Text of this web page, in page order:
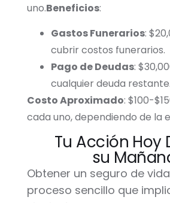
uno.Beneficios:
Gastos Funerarios:
cubrir costos funerarios.
Pago de Deudas:
cualquier deuda restante.
Costo Aproximado: $100-
cada uno, dependiendo de la
Tu Acción Hoy
su
Obtener un seguro de
proceso sencillo que